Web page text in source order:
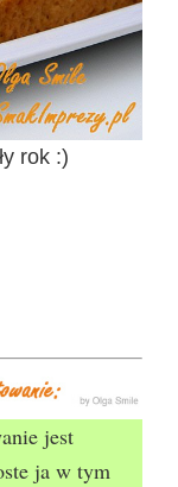
rok :)
jest
ja w tym